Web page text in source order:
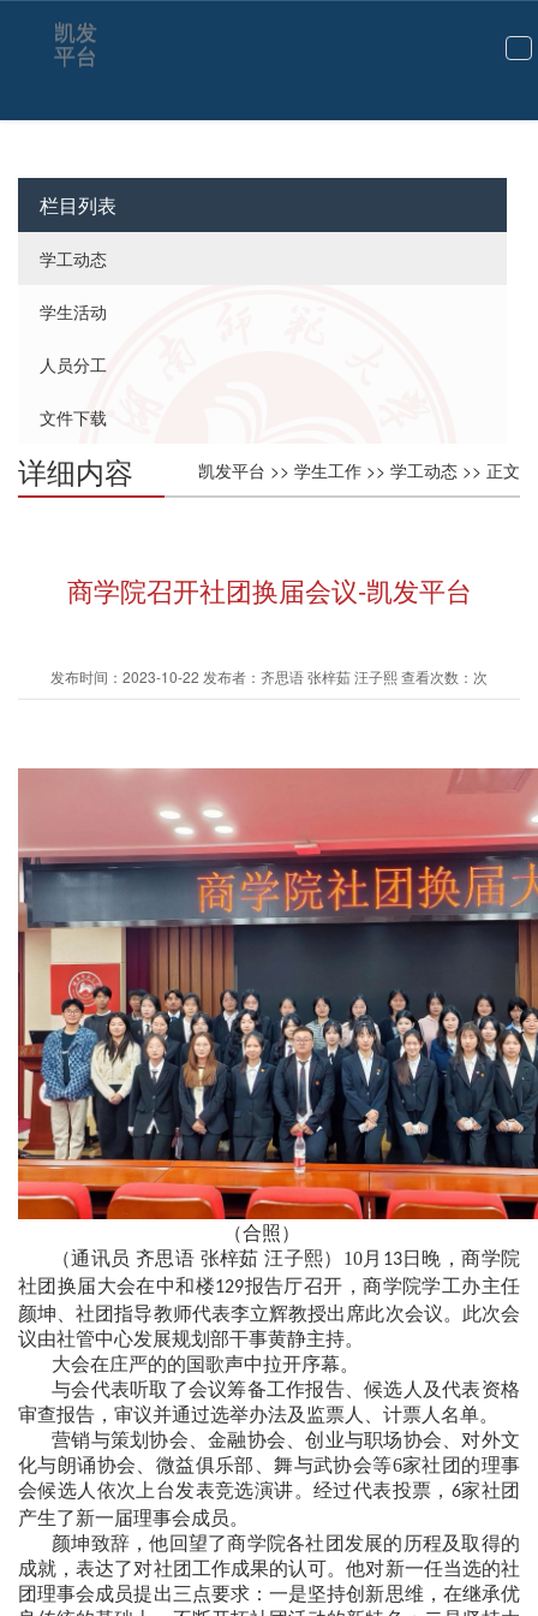
切
航
凯发
平台
栏目列表
学工动态
学生活动
人员分工
文件下载
凯发平台 >> 学生工作 >> 学工动态 >> 正文
详细内容
商学院召开社团换届会议-凯发平台
发布时间：2023-10-22 发布者：齐思语 张梓茹 汪子熙 查看次数：次
（合照）
（通讯员 齐思语 张梓茹 汪子熙）10月 13日晚，商学院
社团换届大会在中和楼129报告厅召开，商学院学工办主任
颜坤、社团指导教师代表李立辉教授出席此次会议。此次会
议由社管中心发展规划部干事黄静主持。
大会在庄严的的国歌声中拉开序幕。
与会代表听取了会议筹备工作报告、候选人及代表资格
审查报告，审议并通过选举办法及监票人、计票人名单。
营销与策划协会、金融协会、创业与职场协会、对外文
化与朗诵协会、微益俱乐部、舞与武协会等6家社团的理事
会候选人依次上台发表竞选演讲。经过代表投票， 6家社团
产生了新一届理事会成员。
颜坤致辞，他回望了商学院各社团发展的历程及取得的
成就，表达了对社团工作成果的认可。他对新一任当选的社
团理事会成员提出三点要求：一是坚持创新思维，在继承优